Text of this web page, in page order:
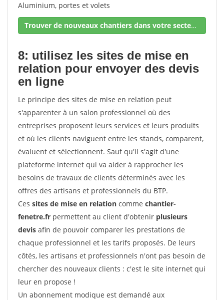
Aluminium, portes et volets
Trouver de nouveaux chantiers dans votre secteur !
8: utilisez les sites de mise en
relation pour envoyer des devis
en ligne
Le principe des sites de mise en relation peut
s'apparenter à un salon professionnel où des
entreprises proposent leurs services et leurs produits
et où les clients naviguent entre les stands, comparent,
évaluent et sélectionnent. Sauf qu'il s'agit d'une
plateforme internet qui va aider à rapprocher les
besoins de travaux de clients déterminés avec les
offres des artisans et professionnels du BTP.
Ces sites de mise en relation comme chantier-
fenetre.fr permettent au client d'obtenir plusieurs
devis afin de pouvoir comparer les prestations de
chaque professionnel et les tarifs proposés. De leurs
côtés, les artisans et professionnels n'ont pas besoin de
chercher des nouveaux clients : c'est le site internet qui
leur en propose !
Un abonnement modique est demandé aux